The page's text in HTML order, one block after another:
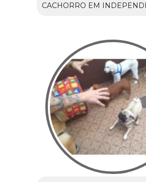
CACHORRO EM